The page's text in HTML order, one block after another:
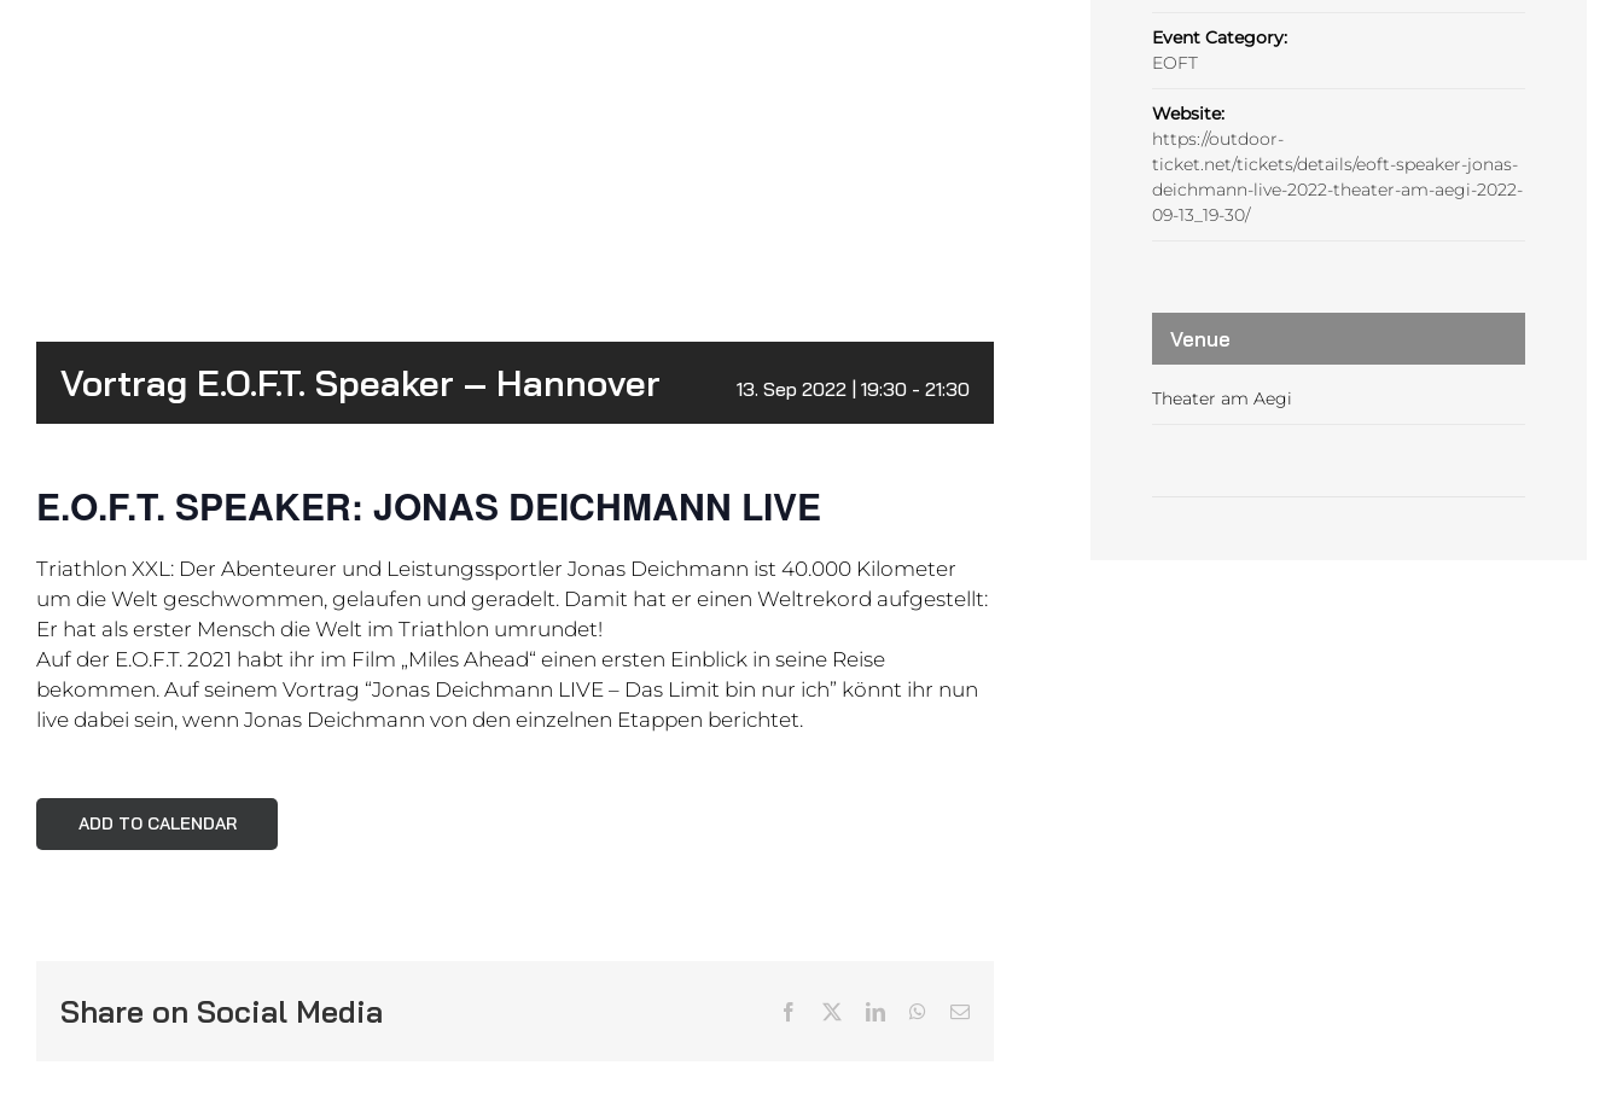
Vortrag E.O.F.T. Speaker – Hannover 13. Sep 2022 | 19:30 -21:30
E.O.F.T. SPEAKER: JONAS DEICHMANN LIVE
Triathlon XXL: Der Abenteurer und Leistungssportler Jonas Deichmann ist 40.000 Kilometer
um die Welt geschwommen, gelaufen und geradelt. Damit hat er einen Weltrekord aufgestellt:
Er hat als erster Mensch die Welt im Triathlon umrundet!
Auf der E.O.F.T. 2021 habt ihr im Film „Miles Ahead“ einen ersten Einblick in seine Reise
bekommen. Auf seinem Vortrag “Jonas Deichmann LIVE – Das Limit bin nur ich” könnt ihr nun
live dabei sein, wenn Jonas Deichmann von den einzelnen Etappen berichtet.
ADD TO CALENDAR
Share on Social Media Facebook LinkedInWhatsApp
Email
Event Category:
EOFT
Website:
https://outdoor-
ticket.net/tickets/details/eoft-speaker-jonas-
deichmann-live-2022-theater-am-aegi-2022-
09-13_19-30/
Venue
Theater am Aegi